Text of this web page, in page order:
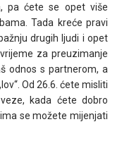
pa ćete se opet više
Tada kreće pravi
drugih ljudi i opet
za preuzimanje
odnos s partnerom, a
Od 26.6. ćete misliti
kada ćete dobro
se možete mijenjati